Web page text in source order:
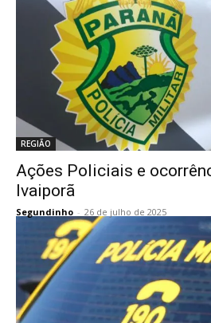
REGIÃO
Ações Policiais e
Ivaiporã
Segundinho - 26 de julho de 2025